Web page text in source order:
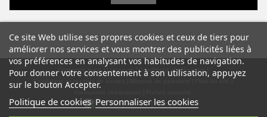
Contactez-nous Livraison
Conditions d'utilisation
Conditions générales de ventes
Formulaire rétractation
Ce site Web utilise ses propres cookies et ceux de tiers pour
améliorer nos services et vous montrer des publicités liées à
vos préférences en analysant vos habitudes de navigation.
Pour donner votre consentement à son utilisation, appuyez
sur le bouton Accepter.
Politique de cookies Personnaliser les cookies